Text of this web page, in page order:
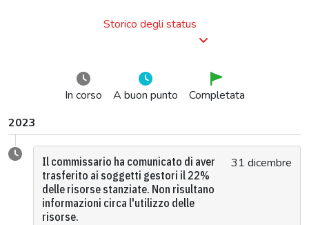
Storico degli status
In corso A buon punto
Completata
2023
Il commissario ha comunicato di aver
trasferito ai soggetti gestori il 22%
delle risorse stanziate. Non risultano
informazioni circa l'utilizzo delle
risorse.
31 dicembre